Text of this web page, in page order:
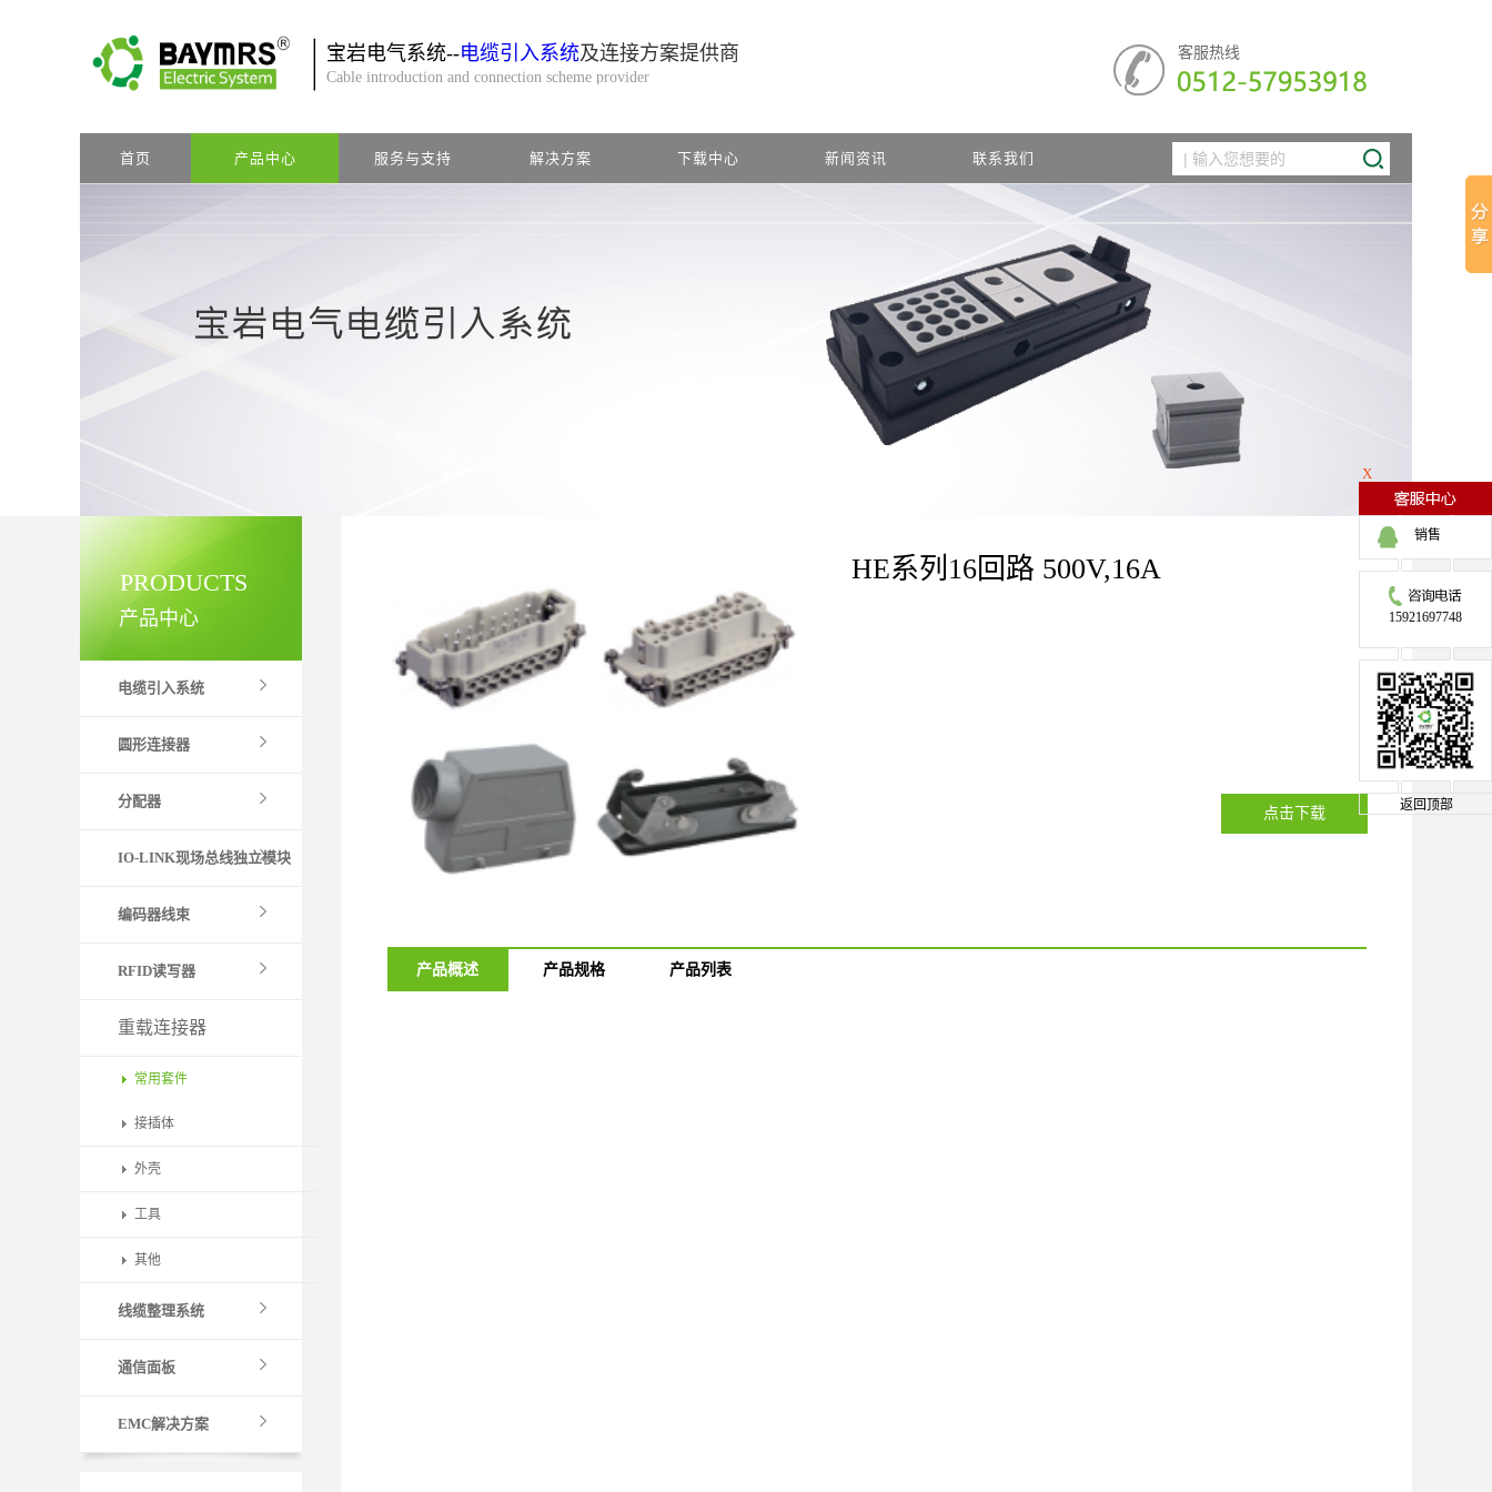
客服热线
宝岩电气系统--电缆引入系统及连接方案提供商
Cable introduction and connection scheme provider
首页 产品中心 服务与支持 解决方案 下载中心 新闻资讯 联系我们
产品中心
PRODUCTS
电缆引入系统
圆形连接器
分配器
IO-LINK现场总线独立模块
编码器线束
RFID读写器
重载连接器
常用套件
接插体
外壳
工具
其他
线缆整理系统
通信面板
EMC解决方案
HE系列16回路 500V,16A
点击下载
产品概述 产品规格 产品列表
X
销售
15921697748
返回顶部